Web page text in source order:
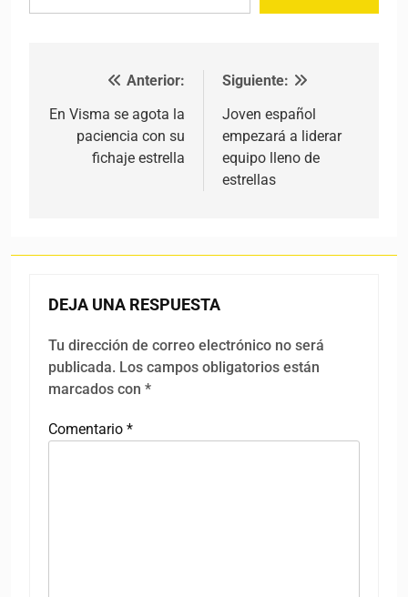
Navegación de entradas
Anterior:
En Visma se agota la
paciencia con su
fichaje estrella
Siguiente:
Joven español
empezará a liderar
equipo lleno de
estrellas
DEJA UNA RESPUESTA
Tu dirección de correo electrónico no será
publicada. Los campos obligatorios están
marcados con *
Comentario *